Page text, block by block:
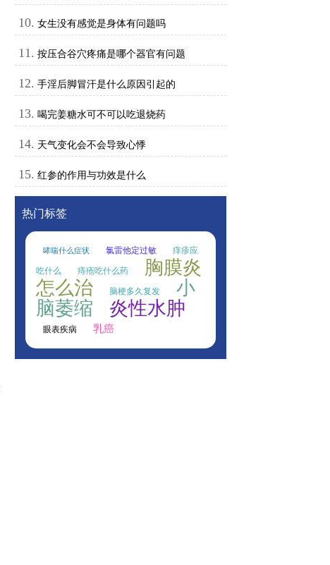
10. 女生没有感觉是身体有问题吗
11. 按压合谷穴疼痛是哪个器官有问题
12. 手淫后脚冒汗是什么原因引起的
13. 喝完姜糖水可不可以吃退烧药
14. 天气变化会不会导致心悸
15. 红参的作用与功效是什么
热门标签
哮喘什么症状 氯雷他定过敏 痒疹应
吃什么 痔疮吃什么药
胸膜炎
怎么治
脑梗多久复发
小
脑萎缩
炎性水肿
眼表疾病 乳癌